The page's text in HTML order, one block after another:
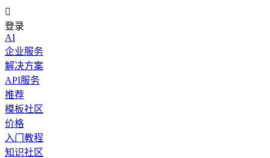

登录
AI
企业服务
解决方案
API服务
推荐
模板社区
价格
入门教程
知识社区